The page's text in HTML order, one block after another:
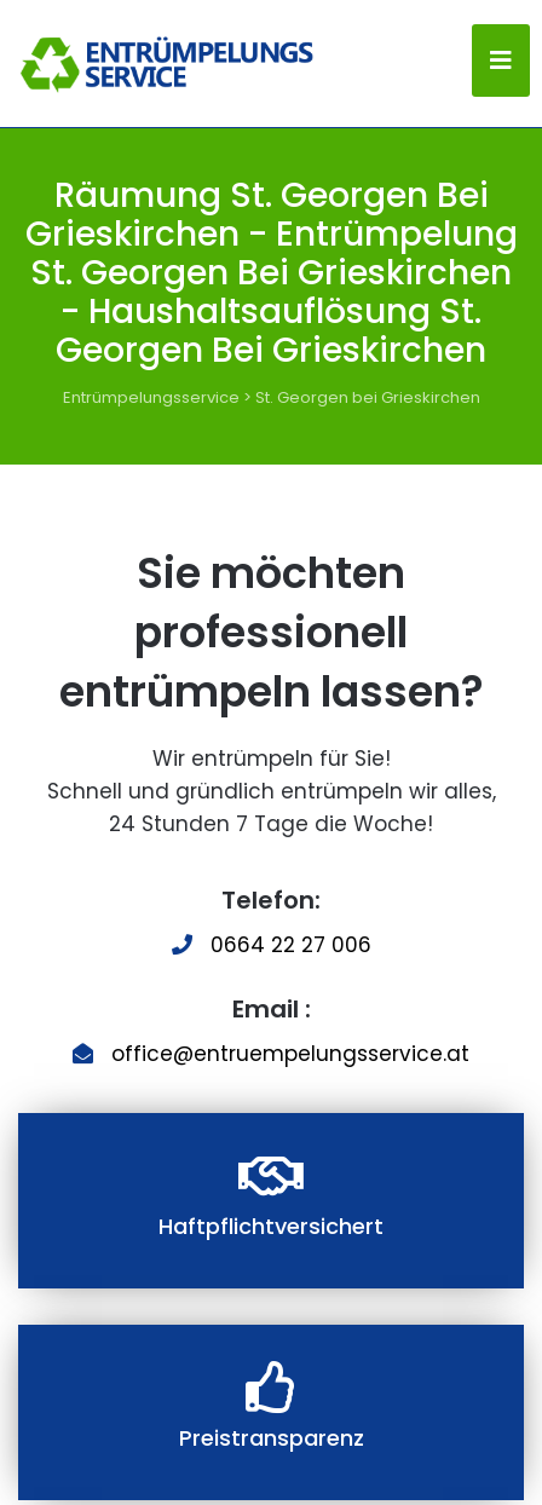
Räumung St. Georgen Bei
Grieskirchen - Entrümpelung
St. Georgen Bei Grieskirchen
- Haushaltsauflösung St.
Georgen Bei Grieskirchen
Entrümpelungsservice > St. Georgen bei Grieskirchen
Sie möchten
professionell
entrümpeln lassen?
Wir entrümpeln für Sie!
Schnell und gründlich entrümpeln wir alles,
24 Stunden 7 Tage die Woche!
Telefon:
0664 22 27 006
Email :
office@entruempelungsservice.at
Haftpflichtversichert
Preistransparenz